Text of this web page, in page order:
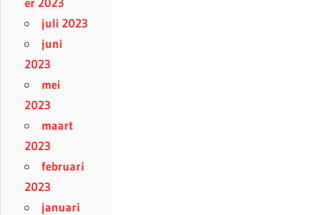
juli 2023
juni
2023
mei
2023
maart
2023
februari
2023
januari